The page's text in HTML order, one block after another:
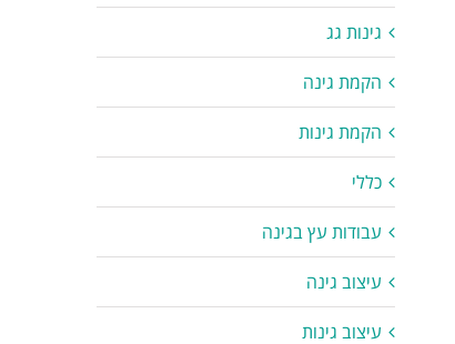
גינות גג
הקמת גינה
הקמת גינות
כללי
עבודות עץ בגינה
עיצוב גינה
עיצוב גינות